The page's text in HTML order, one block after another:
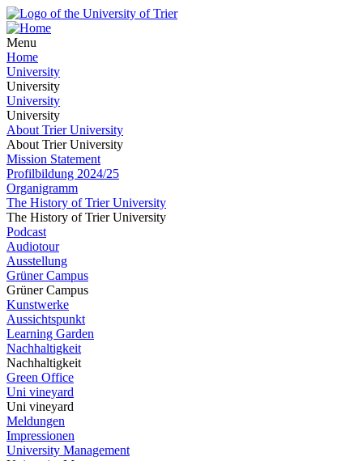
Menu
Home
University
University
University
University
About Trier University
About Trier University
Mission Statement
Profilbildung 2024/25
Organigramm
The History of Trier University
The History of Trier University
Podcast
Audiotour
Ausstellung
Grüner Campus
Grüner Campus
Kunstwerke
Aussichtspunkt
Learning Garden
Nachhaltigkeit
Nachhaltigkeit
Green Office
Uni vineyard
Uni vineyard
Meldungen
Impressionen
University Management